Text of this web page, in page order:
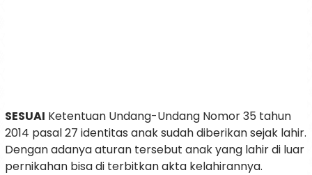
SESUAI Ketentuan Undang-Undang Nomor 35 tahun
2014 pasal 27 identitas anak sudah diberikan sejak lahir.
Dengan adanya aturan tersebut anak yang lahir di luar
pernikahan bisa di terbitkan akta kelahirannya.